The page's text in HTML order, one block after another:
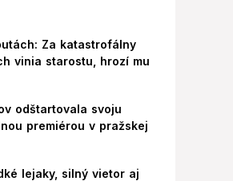
Za katastrofálny
vinia starostu, hrozí mu
odštartovala svoju
premiérou v pražskej
lejaky, silný vietor aj